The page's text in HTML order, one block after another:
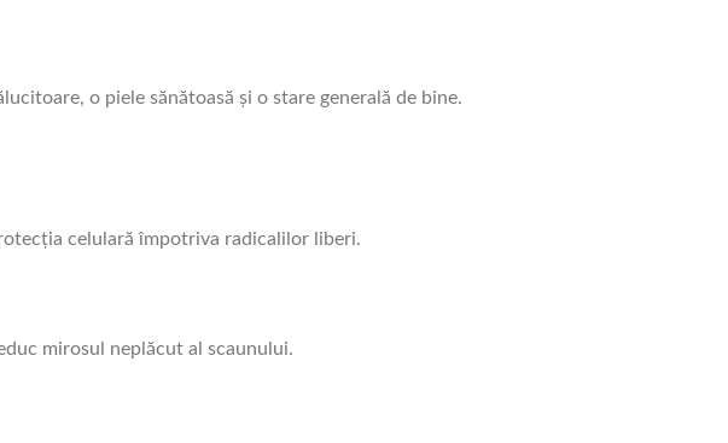
o piele sănătoasă și o stare generală de bine.
celulară împotriva radicalilor liberi.
mirosul neplăcut al scaunului.